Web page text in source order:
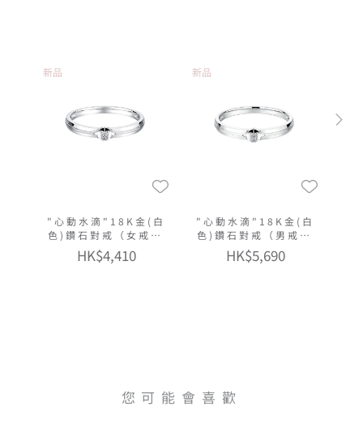
新品
"心動水滴"18K金(白
色)鑽石對戒（女戒窄
版）
HK$4,410
新品
"心動水滴"18K金(白
色)鑽石對戒（男戒窄
版）
HK$5,690
您可能會喜歡